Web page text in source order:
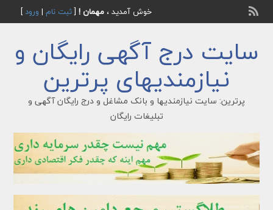
خوش آمدید ، مهمان ![ثبت نام | ورود]
سایت درج آگهی رایگان و
نیازمندیهای پرترین
پرترین: سایت نیازمندیها و بانک مشاغل و درج رایگان آگهی و
تبلیغات رایگان